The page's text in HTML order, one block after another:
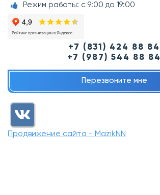
Режим работы: с 9:00 до 19:00
+7 (831) 424 88 84
+7 (987) 544 88 84
Перезвоните мне
Продвижение сайта - MazikNN